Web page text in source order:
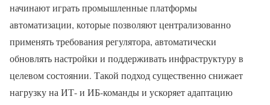
начинают играть промышленные платформы
автоматизации, которые позволяют централизованно
применять требования регулятора, автоматически
обновлять настройки и поддерживать инфраструктуру в
целевом состоянии. Такой подход существенно снижает
нагрузку на ИТ- и ИБ-команды и ускоряет адаптацию